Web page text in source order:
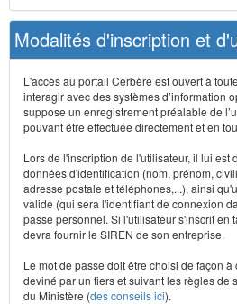
Modalités d'inscription et
L'accès au portail Cerbère est ouvert à
interagir avec des systèmes d’information
suppose un enregistrement préalable de
pouvant être effectuée directement et en
Lors de l'inscription de l'utilisateur, il lui est
données d'identification (nom, prénom,
adresse postale et téléphones,...), ainsi
valide (qui sera l'identifiant de connexion
passe personnel. Si l'utilisateur s'inscrit en
devra fournir le SIREN de son entreprise.
Le mot de passe doit être choisi de façon
deviné par un tiers et suivant les règles de
du Ministère (des conseils ici).